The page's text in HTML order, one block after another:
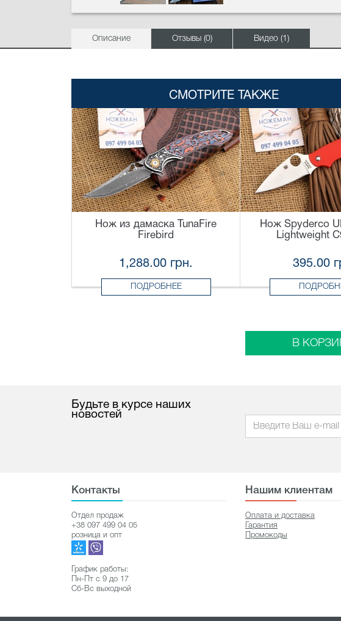
Описание Отзывы (0) Видео (1)
СМОТРИТЕ ТАКЖЕ
Нож из дамаска TunaFire
Firebird
1,288.00 грн.
ПОДРОБНЕЕ
Нож Spyderco
Lightweight
395.00
В
Будьте в курсе наших
новостей
Контакты
Отдел продаж
+38 097 499 04 05
розница и опт
График работы:
Пн-Пт с 9 до 17
Сб-Вс выходной
Нашим клиентам
Оплата и доставка
Гарантия
Промокоды